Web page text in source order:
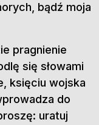
bądź moja
pragnienie
się słowami
księciu wojska
do
uratuj